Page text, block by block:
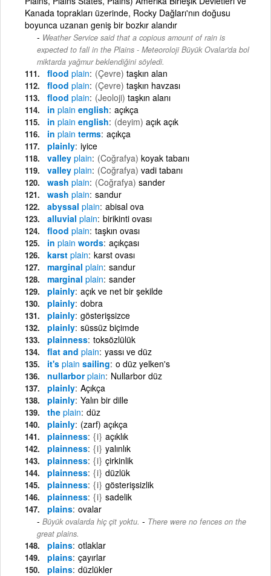
Kanada toprakları üzerinde, Rocky Dağları'nın doğusu
boyunca uzanan geniş bir bozkır alandır
Weather Service said that a copious amount of rain is
expected to fall in the Plains - Meteoroloji Büyük Ovalar'da bol
miktarda yağmur beklendiğini söyledi.
flood plain (Çevre) taşkın alan
flood plain (Çevre) taşkın havzası
flood plain (Jeoloji) taşkın alanı
in plain english açıkça
in plain english (deyim) açık açık
in plain terms açıkça
plainly iyice
valley plain (Coğrafya) koyak tabanı
valley plain (Coğrafya) vadi tabanı
wash plain (Coğrafya) sander
wash plain sandur
abyssal plain abisal ova
alluvial plain birikinti ovası
flood plain taşkın ovası
in plain words açıkçası
karst plain karst ovası
marginal plain sandur
marginal plain sander
plainly açık ve net bir şekilde
plainly dobra
plainly gösterişsizce
plainly süssüz biçimde
plainness toksözlülük
flat and plain yassı ve düz
it's plain sailing o düz yelken's
nullarborplain Nullarbor düz
plainly Açıkça
plainly Yalın bir dille
the plain düz
plainly (zarf) açıkça
plainness {i} açıklık
plainness {i} yalınlık
plainness {i} çirkinlik
plainness {i} düzlük
plainness {i} gösterişsizlik
plainness {i} sadelik
plains ovalar
Büyük ovalarda hiç çit yoktu. - There were no fences on the
great plains.
plains otlaklar
plains çayırlar
plains düzlükler